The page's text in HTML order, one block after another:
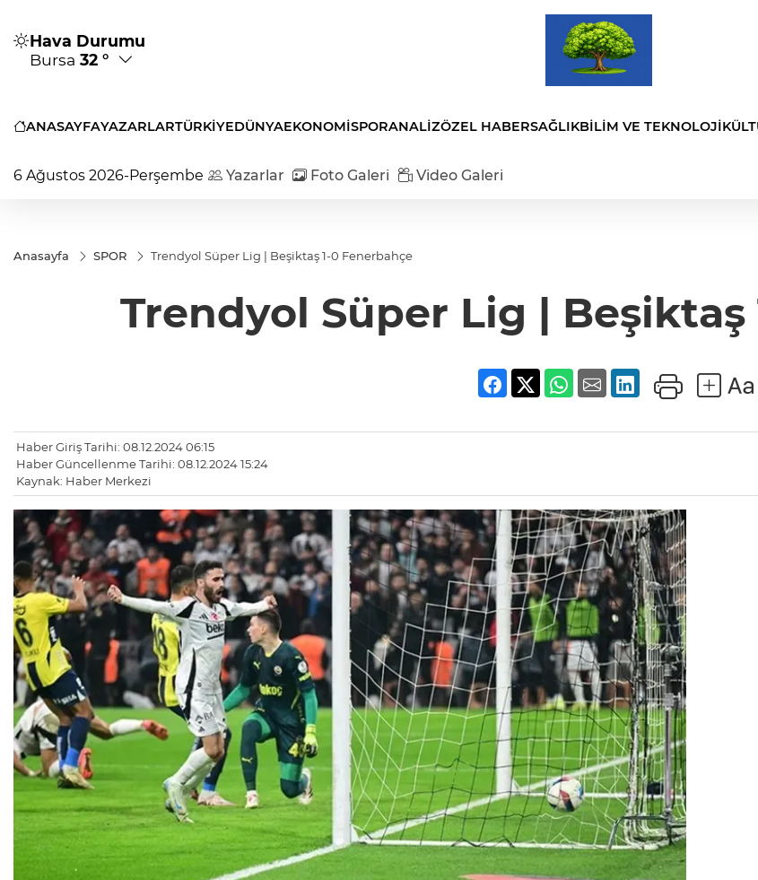
Hava Durumu
Bursa 32 °
ANASAYFAYAZARLARTÜRKİYEDÜNYAEKONOMİSPORANALİZÖZEL HABERSAĞLIKBİLİM VE TEKNOLOJİ
6 Ağustos 2026-Perşembe Yazarlar Foto Galeri Video Galeri
Anasayfa SPOR Trendyol Süper Lig | Beşiktaş 1-0 Fenerbahçe
Trendyol Süper Lig | Beşiktaş
Haber Giriş Tarihi: 08.12.2024 06:15
Haber Güncellenme Tarihi: 08.12.2024 15:24
Kaynak: Haber Merkezi